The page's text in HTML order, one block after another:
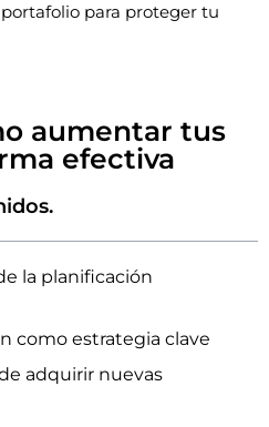
para proteger tu
aumentar tus
efectiva
la planificación
como estrategia clave
adquirir nuevas